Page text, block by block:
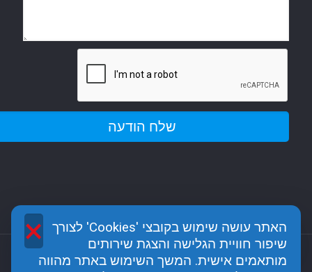
כל הזכויות שמורות לגן האבן - מודיעין כפר רות @2017
האתר עושה שימוש בקובצי 'Cookies' לצורך
שיפור חוויית הגלישה והצגת שירותים
מותאמים אישית. המשך השימוש באתר מהווה
×